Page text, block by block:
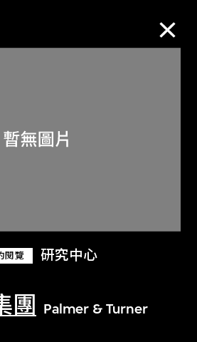
閱覽 研究中心
團
Palmer & Turner
二十及二十一世紀視覺